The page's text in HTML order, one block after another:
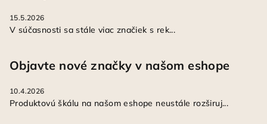
15.5.2026
V súčasnosti sa stále viac značiek s rek...
Objavte nové značky v našom eshope
10.4.2026
Produktovú škálu na našom eshope neustále rozširuj...